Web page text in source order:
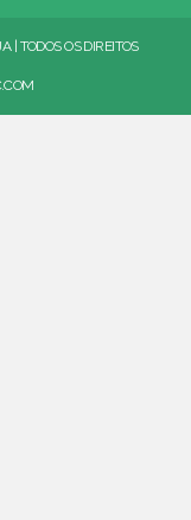
TODOS OS DIREITOS